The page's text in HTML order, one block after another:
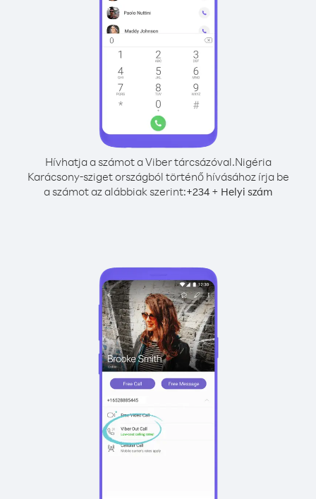
Hívhatja a számot a Viber tárcsázóval.Nigéria
Karácsony-sziget országból történő hívásához írja be
a számot az alábbiak szerint:+234 + Helyi szám